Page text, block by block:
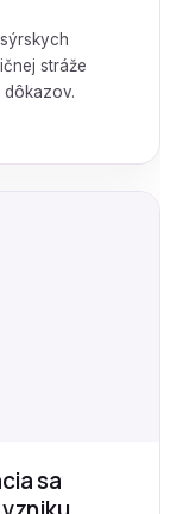
stráže
dôkazov.
sa